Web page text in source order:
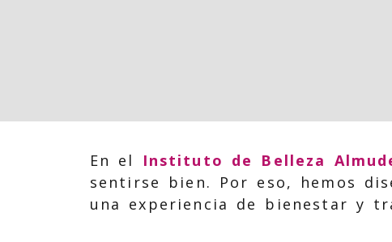
En el Instituto de Belleza
sentirse bien. Por eso, hemos
una experiencia de bienestar y